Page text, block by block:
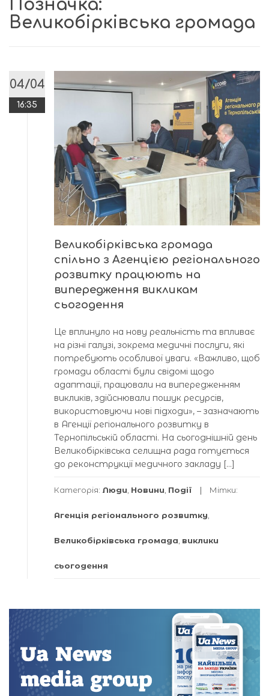
Позначка:
Великобірківська громада
04/04
16:35
Великобірківська громада
спільно з Агенцією регіонального
розвитку працюють на
випередження викликам
сьогодення
Це вплинуло на нову реальність та впливає
на різні галузі, зокрема медичні послуги, які
потребують особливої уваги. «Важливо, щоб
громади області були свідомі щодо
адаптації, працювали на випередженням
викликів, здійснювали пошук ресурсів,
використовуючи нові підходи», – зазначають
в Агенції регіонального розвитку в
Тернопільській області. На сьогоднішній день
Великобірківська селищна рада готується
до реконструкції медичного закладу […]
Категорія: Люди, Новини, Події Мітки:
Агенція регіонального розвитку,
Великобірківська громада, виклики
сьогодення